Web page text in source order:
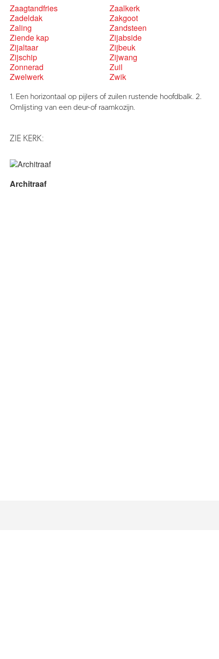
Zaagtandfries
Zaalkerk
Zadeldak
Zakgoot
Zaling
Zandsteen
Ziende kap
Zijabside
Zijaltaar
Zijbeuk
Zijschip
Zijwang
Zonnerad
Zuil
Zwelwerk
Zwik
1. Een horizontaal op pijlers of zuilen rustende hoofdbalk. 2.
Omlijsting van een deur-of raamkozijn.
ZIE KERK:
Architraaf